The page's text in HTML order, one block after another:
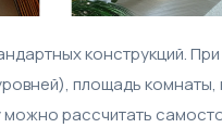
конструкций.
площадь
рассчитать